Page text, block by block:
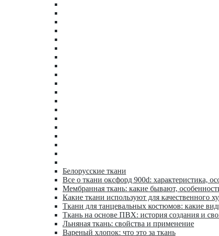
Белорусские ткани
Все о ткани оксфорд 900d: характеристика,
Мембранная ткань: какие бывают,
Какие ткани используют для качественного
Ткани для танцевальных костюмов: какие
Ткань на основе ПВХ: история создания и
Льняная ткань: свойства и применение
Вареный хлопок: что это за ткань